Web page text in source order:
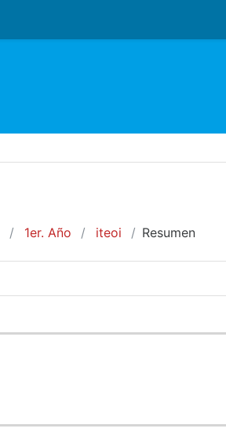
1er. Año iteoi Resumen